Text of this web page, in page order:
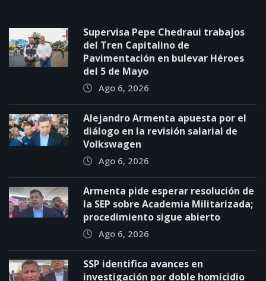
Supervisa Pepe Chedraui trabajos
del Tren Capitalino de
Pavimentación en bulevar Héroes
del 5 de Mayo
Ago 6, 2026
Alejandro Armenta apuesta por el
diálogo en la revisión salarial de
Volkswagen
Ago 6, 2026
Armenta pide esperar resolución de
la SEP sobre Academia Militarizada;
procedimiento sigue abierto
Ago 6, 2026
SSP identifica avances en
investigación por doble homicidio